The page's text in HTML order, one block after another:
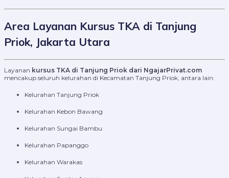
Area Layanan Kursus TKA di Tanjung
Priok, Jakarta Utara
Layanan kursus TKA di Tanjung Priok dari NgajarPrivat.com
mencakup seluruh kelurahan di Kecamatan Tanjung Priok, antara lain:
Kelurahan Tanjung Priok
Kelurahan Kebon Bawang
Kelurahan Sungai Bambu
Kelurahan Papanggo
Kelurahan Warakas